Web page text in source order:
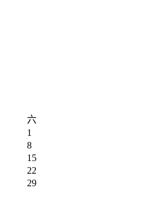
六
1
8
15
22
29